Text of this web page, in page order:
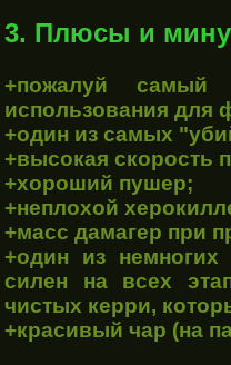
3. Плюсы и
+пожалуй
использования для
+один из самых
+высокая скорость
+хороший пушер;
+неплохой
+масс дамагер при
+один из немногих
силен на всех
чистых керри,
+красивый чар (на